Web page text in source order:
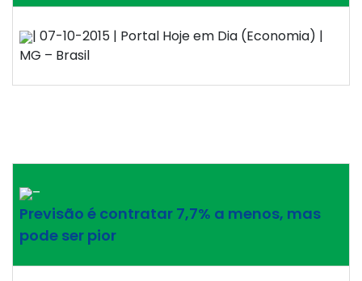
| 07-10-2015 | Portal Hoje em Dia (Economia) |
MG – Brasil
–
Previsão é contratar 7,7% a menos, mas
pode ser pior